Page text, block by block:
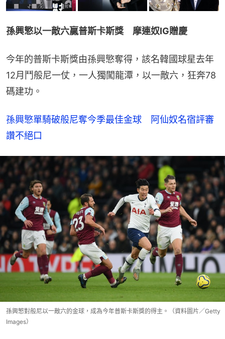
孫興慜以一敵六贏普斯卡斯獎　摩連奴IG贈慶
今年的普斯卡斯獎由孫興慜奪得，該名韓國球星去年
12月鬥般尼一仗，一人獨闖龍潭，以一敵六，狂奔78
碼建功。
孫興慜單騎破般尼奪今季最佳金球　阿仙奴名宿評審
讚不絕口
孫興慜對般尼以一敵六的金球，成為今年普斯卡斯獎的得主。（資料圖片／Getty
Images）